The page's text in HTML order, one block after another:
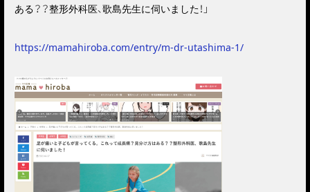
ある？？整形外科医、歌島先生に伺いました！」
https://mamahiroba.com/entry/m-dr-utashima-1/